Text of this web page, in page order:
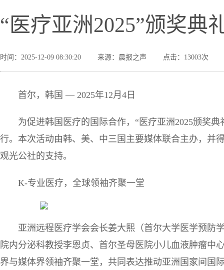
“医疗亚洲2025”颁奖典
时间：2025-12-09 08:30:20 来源：晨报之声 点击：13003次
首尔，韩国 — 2025年12月4日
为促进韩国医疗的国际合作，“医疗亚洲2025颁奖
行。本次活动由韩、美、中三国主要媒体联合主办，并
观光公社的支持。
K-专业医疗，全球领袖齐聚一堂
亚洲远程医疗学会会长姜大熙（首尔大学医学预防
院内分泌科教授李恩贞、首尔圣母医院小儿血液肿瘤中
界与媒体界领袖齐聚一堂，共同表达推动亚洲国家间国